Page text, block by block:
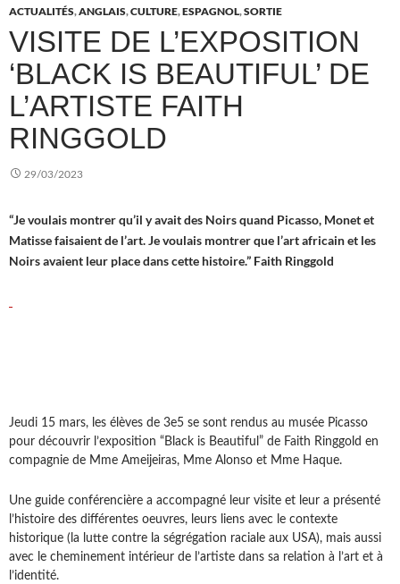
ACTUALITÉS,ANGLAIS,CULTURE,ESPAGNOL,SORTIE
VISITE DE L’EXPOSITION
‘BLACK IS BEAUTIFUL’ DE
L’ARTISTE FAITH
RINGGOLD
29/03/2023
“Je voulais montrer qu’il y avait des Noirs quand Picasso, Monet et
Matisse faisaient de l’art. Je voulais montrer que l’art africain et les
Noirs avaient leur place dans cette histoire.” Faith Ringgold
Jeudi 15 mars, les élèves de 3e5 se sont rendus au musée Picasso
pour découvrir l’exposition “Black is Beautiful” de Faith Ringgold en
compagnie de Mme Ameijeiras, Mme Alonso et Mme Haque.
Une guide conférencière a accompagné leur visite et leur a présenté
l’histoire des différentes oeuvres, leurs liens avec le contexte
historique (la lutte contre la ségrégation raciale aux USA), mais aussi
avec le cheminement intérieur de l’artiste dans sa relation à l’art et à
l’identité.